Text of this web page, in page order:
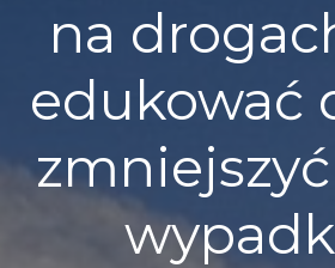
na
edukować